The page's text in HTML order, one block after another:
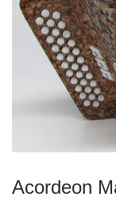
Acordeon